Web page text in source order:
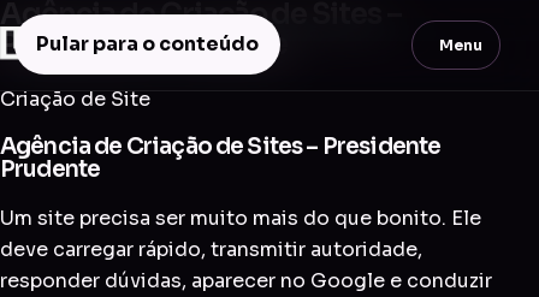
Pular para o conteúdo Menu
Agência de Criação de Sites –
Presidente Prudente
Criação de Site
Agência de Criação de Sites – Presidente
Prudente
Um site precisa ser muito mais do que bonito. Ele
deve carregar rápido, transmitir autoridade,
responder dúvidas, aparecer no Google e conduzir